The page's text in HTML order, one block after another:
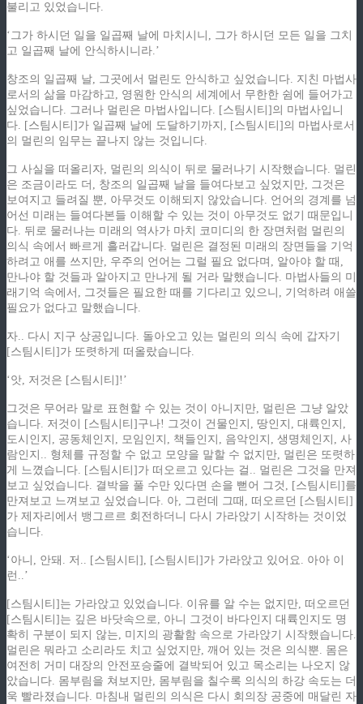
불리고 있었습니다.
‘그가 하시던 일을 일곱째 날에 마치시니, 그가 하시던 모든 일을 그치
고 일곱째 날에 안식하시니라.’
창조의 일곱째 날, 그곳에서 멀린도 안식하고 싶었습니다. 지친 마법사
로서의 삶을 마감하고, 영원한 안식의 세계에서 무한한 쉼에 들어가고
싶었습니다. 그러나 멀린은 마법사입니다. [스팀시티]의 마법사입니
다. [스팀시티]가 일곱째 날에 도달하기까지, [스팀시티]의 마법사로서
의 멀린의 임무는 끝나지 않는 것입니다.
그 사실을 떠올리자, 멀린의 의식이 뒤로 물러나기 시작했습니다. 멀린
은 조금이라도 더, 창조의 일곱째 날을 들여다보고 싶었지만, 그것은
보여지고 들려질 뿐, 아무것도 이해되지 않았습니다. 언어의 경계를 넘
어선 미래는 들여다본들 이해할 수 있는 것이 아무것도 없기 때문입니
다. 뒤로 물러나는 미래의 역사가 마치 코미디의 한 장면처럼 멀린의
의식 속에서 빠르게 흘러갑니다. 멀린은 결정된 미래의 장면들을 기억
하려고 애를 쓰지만, 우주의 언어는 그럴 필요 없다며, 알아야 할 때,
만나야 할 것들과 알아지고 만나게 될 거라 말했습니다. 마법사들의 미
래기억 속에서, 그것들은 필요한 때를 기다리고 있으니, 기억하려 애쓸
필요가 없다고 말했습니다.
자.. 다시 지구 상공입니다. 돌아오고 있는 멀린의 의식 속에 갑자기
[스팀시티]가 또렷하게 떠올랐습니다.
‘앗, 저것은 [스팀시티]!’
그것은 무어라 말로 표현할 수 있는 것이 아니지만, 멀린은 그냥 알았
습니다. 저것이 [스팀시티]구나! 그것이 건물인지, 땅인지, 대륙인지,
도시인지, 공동체인지, 모임인지, 책들인지, 음악인지, 생명체인지, 사
람인지.. 형체를 규정할 수 없고 모양을 말할 수 없지만, 멀린은 또렷하
게 느꼈습니다. [스팀시티]가 떠오르고 있다는 걸.. 멀린은 그것을 만져
보고 싶었습니다. 결박을 풀 수만 있다면 손을 뻗어 그것, [스팀시티]를
만져보고 느껴보고 싶었습니다. 아, 그런데 그때, 떠오르던 [스팀시티]
가 제자리에서 뱅그르르 회전하더니 다시 가라앉기 시작하는 것이었
습니다.
‘아니, 안돼. 저.. [스팀시티], [스팀시티]가 가라앉고 있어요. 아아 이
런..’
[스팀시티]는 가라앉고 있었습니다. 이유를 알 수는 없지만, 떠오르던
[스팀시티]는 깊은 바닷속으로, 아니 그것이 바다인지 대륙인지도 명
확히 구분이 되지 않는, 미지의 광활함 속으로 가라앉기 시작했습니다.
멀린은 뭐라고 소리라도 치고 싶었지만, 깨어 있는 것은 의식뿐. 몸은
여전히 거미 대장의 안전포승줄에 결박되어 있고 목소리는 나오지 않
았습니다. 몸부림을 쳐보지만, 몸부림을 칠수록 의식의 하강 속도는 더
욱 빨라졌습니다. 마침내 멀린의 의식은 다시 회의장 공중에 매달린 자